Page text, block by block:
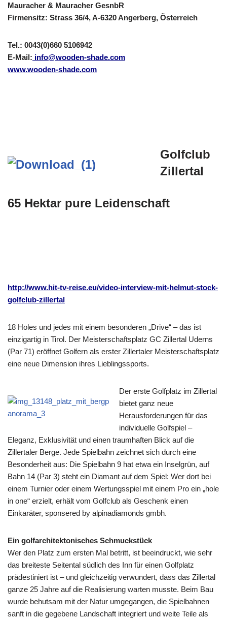
Mauracher & Mauracher GesnbR
Firmensitz: Strass 36/4, A-6320 Angerberg, Österreich
Tel.: 0043(0)660 5106942
E-Mail: info@wooden-shade.com
www.wooden-shade.com
Golfclub
Zillertal
65 Hektar pure Leidenschaft
http://www.hit-tv-reise.eu/video-interview-mit-helmut-stock-
golfclub-zillertal
18 Holes und jedes mit einem besonderen „Drive“ – das ist
einzigartig in Tirol. Der Meisterschaftsplatz GC Zillertal Uderns
(Par 71) eröffnet Golfern als erster Zillertaler Meisterschaftsplatz
eine neue Dimension ihres Lieblingssports.
Der erste Golfplatz im Zillertal
bietet ganz neue
Herausforderungen für das
individuelle Golfspiel –
Eleganz, Exklusivität und einen traumhaften Blick auf die
Zillertaler Berge. Jede Spielbahn zeichnet sich durch eine
Besonderheit aus: Die Spielbahn 9 hat etwa ein Inselgrün, auf
Bahn 14 (Par 3) steht ein Diamant auf dem Spiel: Wer dort bei
einem Turnier oder einem Wertungsspiel mit einem Pro ein „hole
in one“ erzielt, erhält vom Golfclub als Geschenk einen
Einkaräter, sponsered by alpinadiamonds gmbh.
Ein golfarchitektonisches Schmuckstück
Wer den Platz zum ersten Mal betritt, ist beeindruckt, wie sehr
das breiteste Seitental südlich des Inn für einen Golfplatz
prädestiniert ist – und gleichzeitig verwundert, dass das Zillertal
ganze 25 Jahre auf die Realisierung warten musste. Beim Bau
wurde behutsam mit der Natur umgegangen, die Spielbahnen
sanft in die gegebene Landschaft integriert und weite Teile als